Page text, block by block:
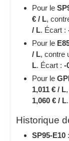
Pour le
€ / L,
/ L. Écart :
Pour le
/ L, contre
L. Écart :-
Pour le
1,011 € / L
1,060 € / L
Historique
SP95-E10